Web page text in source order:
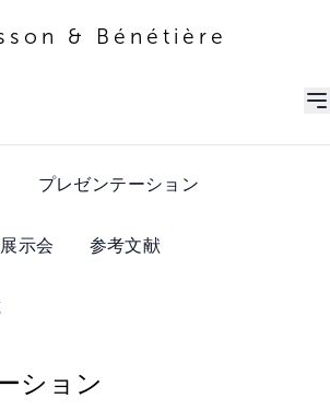
& Bénétière
プレゼンテーション
展示会 参考文献
ション